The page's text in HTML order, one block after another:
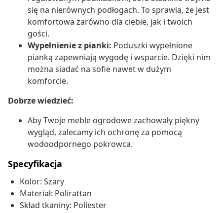
się na nierównych podłogach. To sprawia, że jest
komfortowa zarówno dla ciebie, jak i twoich
gości.
Wypełnienie z pianki: Poduszki wypełnione
pianką zapewniają wygodę i wsparcie. Dzięki nim
można siadać na sofie nawet w dużym
komforcie.
Dobrze wiedzieć:
Aby Twoje meble ogrodowe zachowały piękny
wygląd, zalecamy ich ochronę za pomocą
wodoodpornego pokrowca.
Specyfikacja
Kolor: Szary
Materiał: Polirattan
Skład tkaniny: Poliester